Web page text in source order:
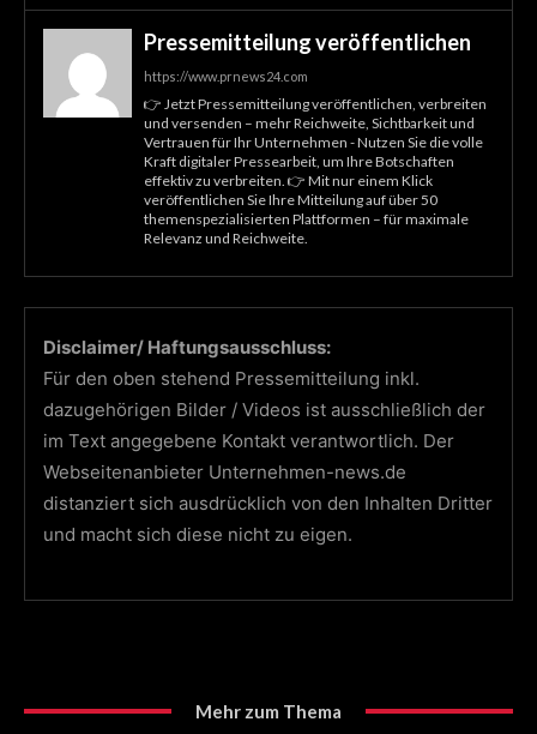
Pressemitteilung veröffentlichen
https://www.prnews24.com
👉 Jetzt Pressemitteilung veröffentlichen, verbreiten
und versenden – mehr Reichweite, Sichtbarkeit und
Vertrauen für Ihr Unternehmen - Nutzen Sie die volle
Kraft digitaler Pressearbeit, um Ihre Botschaften
effektiv zu verbreiten. 👉 Mit nur einem Klick
veröffentlichen Sie Ihre Mitteilung auf über 50
themenspezialisierten Plattformen – für maximale
Relevanz und Reichweite.
Disclaimer/ Haftungsausschluss:
Für den oben stehend Pressemitteilung inkl.
dazugehörigen Bilder / Videos ist ausschließlich der
im Text angegebene Kontakt verantwortlich. Der
Webseitenanbieter Unternehmen-news.de
distanziert sich ausdrücklich von den Inhalten Dritter
und macht sich diese nicht zu eigen.
Mehr zum Thema